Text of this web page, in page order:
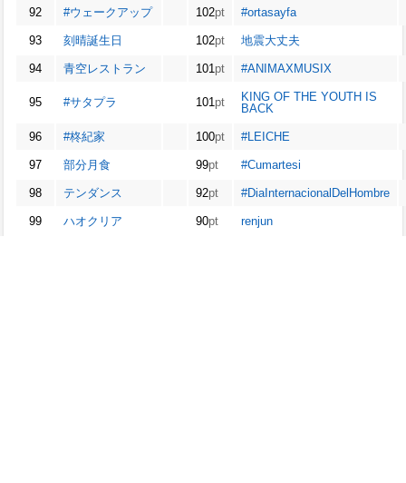
92 #ウェークアップ 102pt #ortasayfa
93 刻晴誕生日 102pt 地震大丈夫
94 青空レストラン 101pt #ANIMAXMUSIX
95 #サタプラ 101pt
KING OF THE YOUTH IS
BACK
96 #柊紀家 100pt #LEICHE
97 部分月食 99pt #Cumartesi
98 テンダンス 92pt #DiaInternacionalDelHombre
99 ハオクリア 90pt renjun